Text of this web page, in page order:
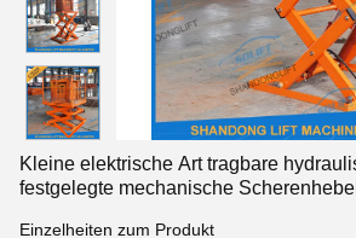
Kleine elektrische Art tragbare
festgelegte mechanische
Einzelheiten zum Produkt